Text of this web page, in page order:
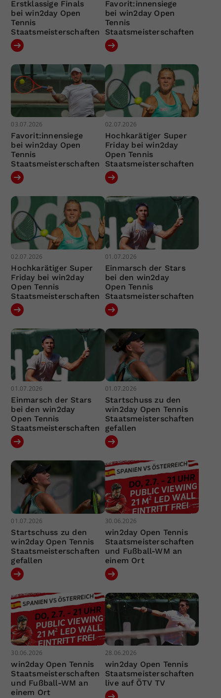
Erstklassige Finals
bei win2day Open
Tennis
Staatsmeisterschaften
Favorit:innensiege
bei win2day Open
Tennis
Staatsmeisterschaften
03.07.2026
Favorit:innensiege
bei win2day Open
Tennis
Staatsmeisterschaften
02.07.2026
Hochkarätiger Super
Friday bei win2day
Open Tennis
Staatsmeisterschaften
02.07.2026
Hochkarätiger Super
Friday bei win2day
Open Tennis
Staatsmeisterschaften
01.07.2026
Einmarsch der Stars
bei den win2day
Open Tennis
Staatsmeisterschaften
01.07.2026
Einmarsch der Stars
bei den win2day
Open Tennis
Staatsmeisterschaften
01.07.2026
Startschuss zu den
win2day Open Tennis
Staatsmeisterschaften
gefallen
01.07.2026
Startschuss zu den
win2day Open Tennis
Staatsmeisterschaften
gefallen
30.06.2026
win2day Open Tennis
Staatsmeisterschaften
und Fußball-WM an
einem Ort
30.06.2026
win2day Open Tennis
Staatsmeisterschaften
und Fußball-WM an
einem Ort
28.06.2026
win2day Open Tennis
Staatsmeisterschaften
live auf ÖTV TV